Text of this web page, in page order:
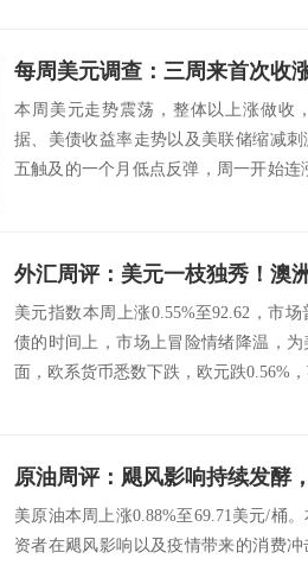
本周美元走势震荡，整体以上涨做收
据、美债收益率走势以及美联储缩减
五触及的一个月低点反弹，周一开始连
美元指数本周上涨0.55%至92.62，市
债的时间上，市场上冒险情绪降温，
面，欧系货币悉数下跌，欧元跌0.56%
美原油本周上涨0.88%至69.71美元/桶
资者在飓风影响以及疫情带来的消费